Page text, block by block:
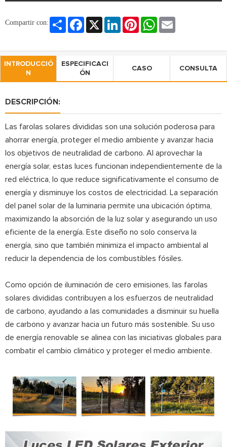
Compartir con: Share Facebook LinkedInPinterestWhatsApp
INTRODUCCIÓ
N
ESPECIFICACI
ÓN
CASO CONSULTA
DESCRIPCIÓN:
Las farolas solares divididas son una solución poderosa para
ahorrar energía, proteger el medio ambiente y avanzar hacia
los objetivos de neutralidad de carbono. Al aprovechar la
energía solar, estas luces funcionan independientemente de la
red eléctrica, lo que reduce significativamente el consumo de
energía y disminuye los costos de electricidad. La separación
del panel solar de la luminaria permite una ubicación óptima,
maximizando la absorción de la luz solar y asegurando un uso
eficiente de la energía. Este diseño no solo conserva la
energía, sino que también minimiza el impacto ambiental al
reducir la dependencia de los combustibles fósiles.
Como opción de iluminación de cero emisiones, las farolas
solares divididas contribuyen a los esfuerzos de neutralidad
de carbono, ayudando a las comunidades a disminuir su huella
de carbono y avanzar hacia un futuro más sostenible. Su uso
de energía renovable se alinea con las iniciativas globales para
combatir el cambio climático y proteger el medio ambiente.